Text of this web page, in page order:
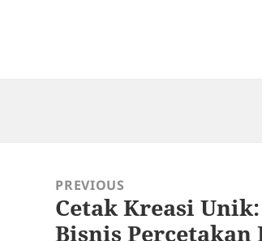
navigationPREVIOUS
Previous
post:
Cetak Kreasi
Bisnis Percetakan